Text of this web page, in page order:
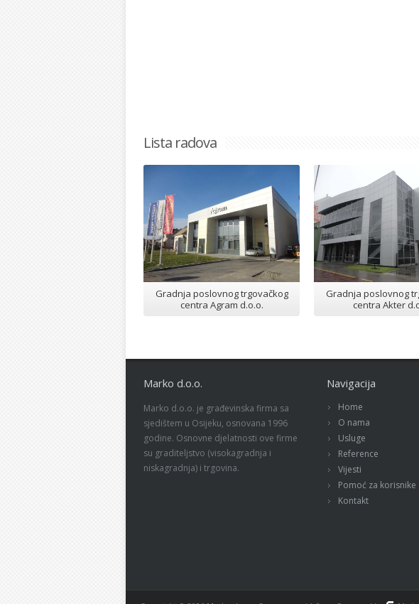
Lista radova
Gradnja poslovnog trgovačkog
centra Agram d.o.o.
Gradnja poslovnog
centra Akter
Marko d.o.o.
Marko d.o.o. je građevinska firma sa
sjedištem u Osijeku, osnovana 1996
godine. Osnovne djelatnosti ove firme
su graditeljstvo (visokagradnja i
niskagradnja) i trgovina.
Navigacija
Home
O nama
Usluge
Reference
Vijesti
Pomoć za korisnike
Kontakt